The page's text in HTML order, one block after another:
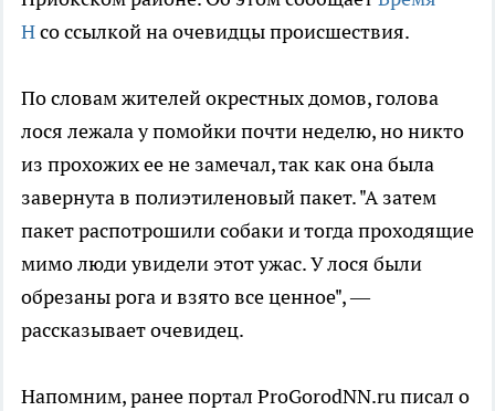
Нсо ссылкой на очевидцы происшествия.
По словам жителей окрестных домов, голова
лося лежала у помойки почти неделю, но никто
из прохожих ее не замечал, так как она была
завернута в полиэтиленовый пакет. "А затем
пакет распотрошили собаки и тогда проходящие
мимо люди увидели этот ужас. У лося были
обрезаны рога и взято все ценное", —
рассказывает очевидец.
Напомним, ранее портал ProGorodNN.ru писал о